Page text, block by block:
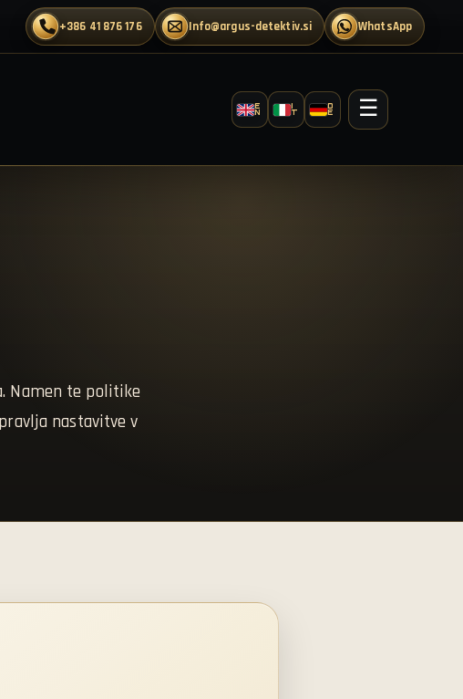
+386 41 876 176 info@argus-detektiv.si WhatsApp
E
N
I
T
D
E ☰
Namen te politike
nastavitve v